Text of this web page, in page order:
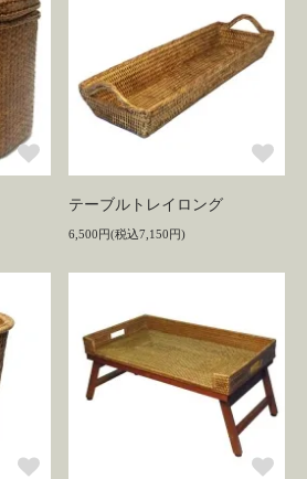
テーブルトレイロング
6,500円(税込7,150円)